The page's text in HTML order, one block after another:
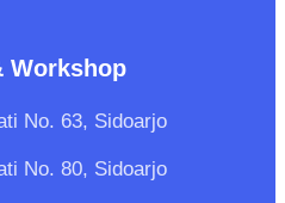
Workshop
No. 63, Sidoarjo
No. 80, Sidoarjo